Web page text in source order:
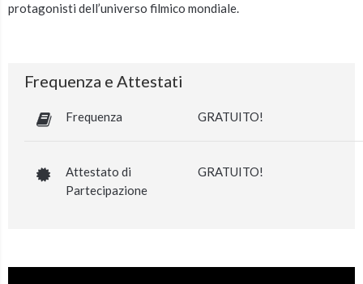
protagonisti dell’universo filmico mondiale.
Frequenza e Attestati
Frequenza GRATUITO!
Attestato di
Partecipazione
GRATUITO!